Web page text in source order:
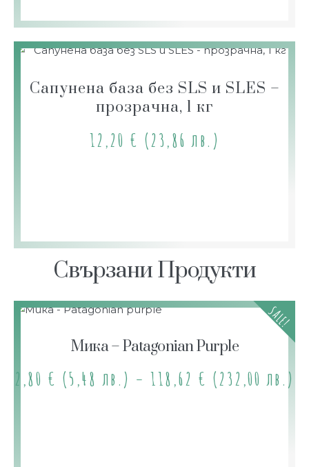
Сапунена база без SLS и SLES –
прозрачна, 1 кг
12,20 € (23,86 лв.)
Свързани Продукти
SALE!
Мика – Patagonian Purple
2,80 € (5,48 лв.) – 118,62 € (232,00 лв.)